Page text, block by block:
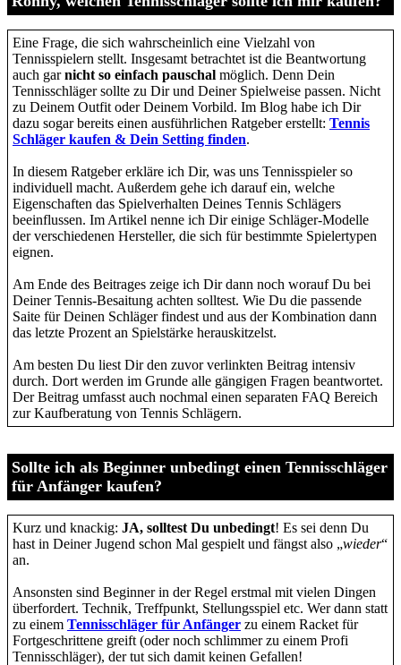
Eine Frage, die sich wahrscheinlich eine Vielzahl von
Tennisspielern stellt. Insgesamt betrachtet ist die Beantwortung
auch garnicht so einfach pauschal möglich. Denn Dein
Tennisschläger sollte zu Dir und Deiner Spielweise passen. Nicht
zu Deinem Outfit oder Deinem Vorbild. Im Blog habe ich Dir
dazu sogar bereits einen ausführlichen Ratgeber erstellt: Tennis
Schläger kaufen & Dein Setting finden.
In diesem Ratgeber erkläre ich Dir, was uns Tennisspieler so
individuell macht. Außerdem gehe ich darauf ein, welche
Eigenschaften das Spielverhalten Deines Tennis Schlägers
beeinflussen. Im Artikel nenne ich Dir einige Schläger-Modelle
der verschiedenen Hersteller, die sich für bestimmte Spielertypen
eignen.
Am Ende des Beitrages zeige ich Dir dann noch worauf Du bei
Deiner Tennis-Besaitung achten solltest. Wie Du die passende
Saite für Deinen Schläger findest und aus der Kombination dann
das letzte Prozent an Spielstärke herauskitzelst.
Am besten Du liest Dir den zuvor verlinkten Beitrag intensiv
durch. Dort werden im Grunde alle gängigen Fragen beantwortet.
Der Beitrag umfasst auch nochmal einen separaten FAQ Bereich
zur Kaufberatung von Tennis Schlägern.
Sollte ich als Beginner unbedingt einen Tennisschläger
für Anfänger kaufen?
Kurz und knackig: JA, solltest Du unbedingt! Es sei denn Du
hast in Deiner Jugend schon Mal gespielt und fängst also „wieder“
an.
Ansonsten sind Beginner in der Regel erstmal mit vielen Dingen
überfordert. Technik, Treffpunkt, Stellungsspiel etc. Wer dann statt
zu einem Tennisschläger für Anfänger zu einem Racket für
Fortgeschrittene greift (oder noch schlimmer zu einem Profi
Tennisschläger), der tut sich damit keinen Gefallen!